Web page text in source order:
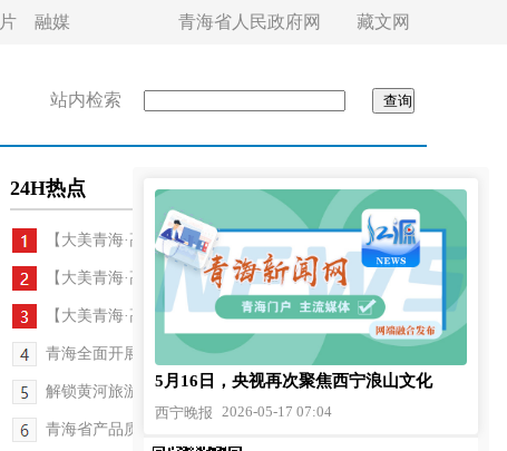
融媒 青海省人民政府网 藏文网
站内检索
24H热点
【大美青海·高原足球】“青超联赛”海东赛区17...
【大美青海·高原足球】绿茵逐梦夏日 热血闪耀热贡...
【大美青海·高原足球】胜负皆为序章 拼搏永不落幕...
青海全面开展禁限用农药集中整治专项行动
解锁黄河旅游新体验 尖扎首个低空文旅项目落地
青海省产品质量检验检测院全面启动2026年度省级食...
5月16日，央视再次聚焦西宁浪山文化
西宁晚报 2026-05-17 07:04